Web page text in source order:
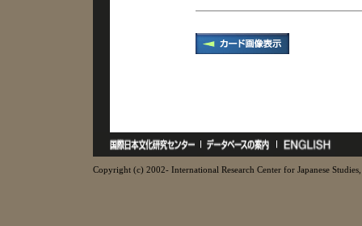
Copyright (c) 2002- International Research Center for Japanese